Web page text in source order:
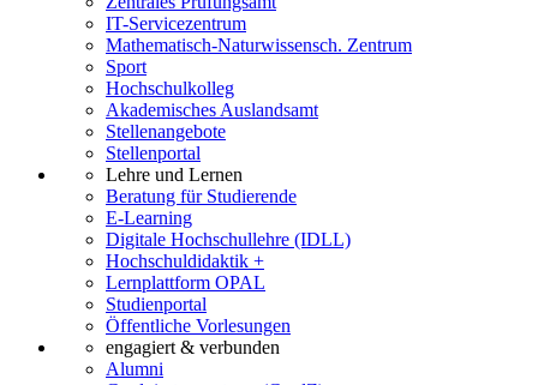
IT-Servicezentrum
Mathematisch-Naturwissensch. Zentrum
Sport
Hochschulkolleg
Akademisches Auslandsamt
Stellenangebote
Stellenportal
Lehre und Lernen
Beratung für Studierende
E-Learning
Digitale Hochschullehre (IDLL)
Hochschuldidaktik +
Lernplattform OPAL
Studienportal
Öffentliche Vorlesungen
engagiert & verbunden
Alumni